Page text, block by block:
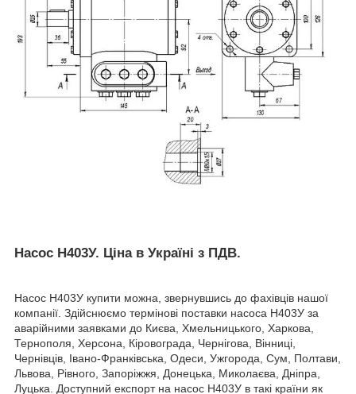
Насос Н403У. Ціна в Україні з ПДВ.
Насос Н403У купити можна, звернувшись до фахівців нашої
компанії. Здійснюємо термінові поставки насоса Н403У за
аварійними заявками до Києва, Хмельницького, Харкова,
Тернополя, Херсона, Кіровограда, Чернігова, Вінниці,
Чернівців, Івано-Франківська, Одеси, Ужгорода, Сум, Полтави,
Львова, Рівного, Запоріжжя, Донецька, Миколаєва, Дніпра,
Луцька. Доступний експорт на насос Н403У в такі країни як